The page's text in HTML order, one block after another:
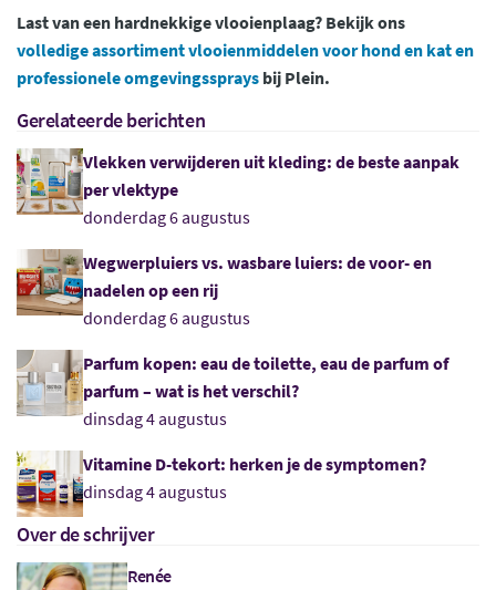
Last van een hardnekkige vlooienplaag? Bekijk ons
volledige assortiment vlooienmiddelen voor hond en kat en
professionele omgevingssprays bij Plein.
Gerelateerde berichten
Vlekken verwijderen uit kleding: de beste aanpak
per vlektype
donderdag 6 augustus
Wegwerpluiers vs. wasbare luiers: de voor- en
nadelen op een rij
donderdag 6 augustus
Parfum kopen: eau de toilette, eau de parfum of
parfum – wat is het verschil?
dinsdag 4 augustus
Vitamine D-tekort: herken je de symptomen?
dinsdag 4 augustus
Over de schrijver
Renée